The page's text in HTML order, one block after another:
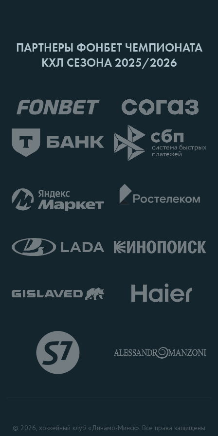
ПАРТНЕРЫ ФОНБЕТ ЧЕМПИОНАТА
КХЛ СЕЗОНА 2025/2026
© 2026, хоккейный клуб «Динамо-Минск». Все права защищены